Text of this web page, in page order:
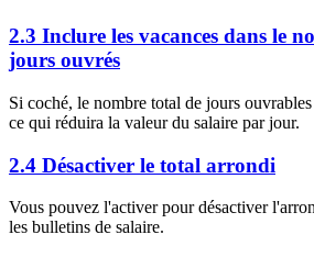
2.3 Inclure les vacances dans le
jours ouvrés
Si coché, le nombre total de jours
ce qui réduira la valeur du salaire par jour.
2.4 Désactiver le total arrondi
Vous pouvez l'activer pour désactiver
les bulletins de salaire.